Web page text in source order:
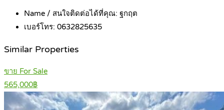
Name / สนใจติดต่อได้ที่คุณ: ฐกฤต
เบอร์โทร: 0632825635
Similar Properties
ขาย For Sale
565,000฿